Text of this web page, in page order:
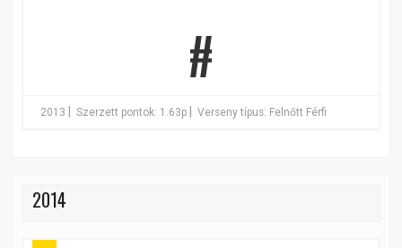
#
2013 Szerzett pontok: 1.63p Verseny típus: Felnőtt Férfi
2014